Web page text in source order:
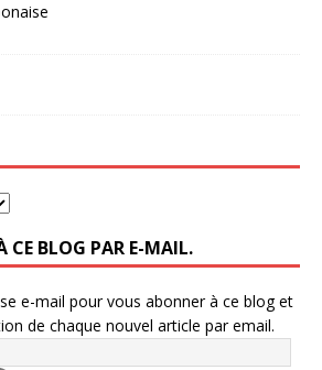
CE BLOG PAR E-MAIL.
e-mail pour vous abonner à ce blog et
de chaque nouvel article par email.